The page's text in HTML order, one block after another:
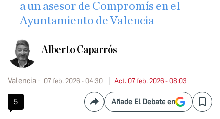
a un asesor de Compromís en el
Ayuntamiento de Valencia
Alberto Caparrós
Valencia 07 feb. 2026 - 04:30 Act. 07 feb. 2026 - 08:03
5 CompartirAñade El Debate en Save